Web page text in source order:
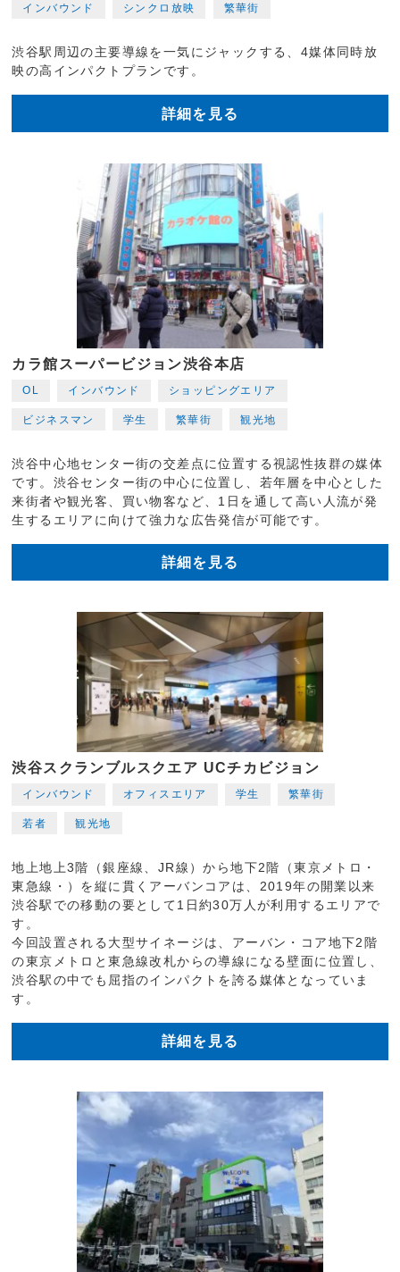
インバウンド シンクロ放映 繁華街
渋谷駅周辺の主要導線を一気にジャックする、4媒体同時放
映の高インパクトプランです。
詳細を見る
カラ館スーパービジョン渋谷本店
OL インバウンド ショッピングエリア
ビジネスマン 学生 繁華街 観光地
渋谷中心地センター街の交差点に位置する視認性抜群の媒体
です。渋谷センター街の中心に位置し、若年層を中心とした
来街者や観光客、買い物客など、1日を通して高い人流が発
生するエリアに向けて強力な広告発信が可能です。
詳細を見る
渋谷スクランブルスクエア UCチカビジョン
インバウンド オフィスエリア 学生 繁華街
若者 観光地
地上地上3階（銀座線、JR線）から地下2階（東京メトロ・
東急線・）を縦に貫くアーバンコアは、2019年の開業以来
渋谷駅での移動の要として1日約30万人が利用するエリアで
す。
今回設置される大型サイネージは、アーバン・コア地下2階
の東京メトロと東急線改札からの導線になる壁面に位置し、
渋谷駅の中でも屈指のインパクトを誇る媒体となっていま
す。
詳細を見る